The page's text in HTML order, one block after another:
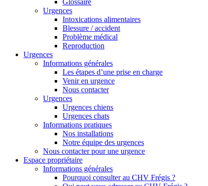
Glossaire
Urgences
Intoxications alimentaires
Blessure / accident
Problème médical
Reproduction
Urgences
Informations générales
Les étapes d’une prise en charge
Venir en urgence
Nous contacter
Urgences
Urgences chiens
Urgences chats
Informations pratiques
Nos installations
Notre équipe des urgences
Nous contacter pour une urgence
Espace propriétaire
Informations générales
Pourquoi consulter au CHV Frégis ?